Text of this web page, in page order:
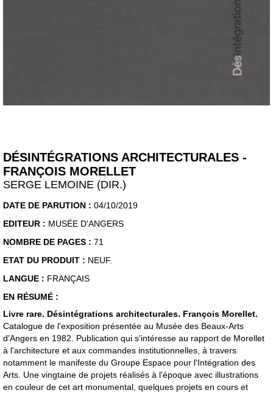
DÉSINTÉGRATIONS ARCHITECTURALES -
FRANÇOIS MORELLET
SERGE LEMOINE (DIR.)
DATE DE PARUTION : 04/10/2019
EDITEUR : MUSÉE D'ANGERS
NOMBRE DE PAGES : 71
ETAT DU PRODUIT : NEUF.
LANGUE : FRANÇAIS
EN RÉSUMÉ :
Livre rare. Désintégrations architecturales. François Morellet.
Catalogue de l'exposition présentée au Musée des Beaux-Arts
d'Angers en 1982. Publication qui s'intéresse au rapport de Morellet
à l'architecture et aux commandes institutionnelles, à travers
notamment le manifeste du Groupe Espace pour l'Intégration des
Arts. Une vingtaine de projets réalisés à l'époque avec illustrations
en couleur de cet art monumental, quelques projets en cours et